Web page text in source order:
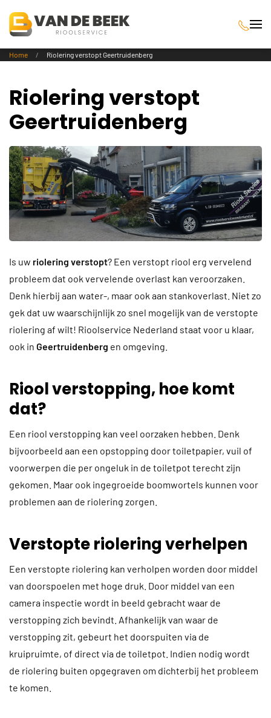
Terug naar hoofdinhoud
Home Riolering verstopt Geertruidenberg
Riolering verstopt
Geertruidenberg
Is uw riolering verstopt? Een verstopt riool erg vervelend
probleem dat ook vervelende overlast kan veroorzaken.
Denk hierbij aan water-, maar ook aan stankoverlast. Niet zo
gek dat uw waarschijnlijk zo snel mogelijk van de verstopte
riolering af wilt! Rioolservice Nederland staat voor u klaar,
ook in Geertruidenberg en omgeving.
Riool verstopping, hoe komt
dat?
Een riool verstopping kan veel oorzaken hebben. Denk
bijvoorbeeld aan een opstopping door toiletpapier, vuil of
voorwerpen die per ongeluk in de toiletpot terecht zijn
gekomen. Maar ook ingegroeide boomwortels kunnen voor
problemen aan de riolering zorgen.
Verstopte riolering verhelpen
Een verstopte riolering kan verholpen worden door middel
van doorspoelen met hoge druk. Door middel van een
camera inspectie wordt in beeld gebracht waar de
verstopping zich bevindt. Afhankelijk van waar de
verstopping zit, gebeurt het doorspuiten via de
kruipruimte, of direct via de toiletpot. Indien nodig wordt
de riolering buiten opgegraven om dichterbij het probleem
te komen.